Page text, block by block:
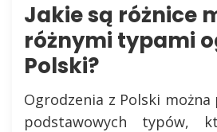
Jakie są różnice
różnymi typami
Polski?
Ogrodzenia z Polski
podstawowych typów,